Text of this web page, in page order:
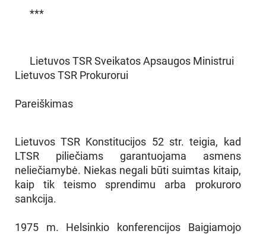
***
Lietuvos TSR Sveikatos Apsaugos Ministrui
Lietuvos TSR Prokurorui
Pareiškimas
Lietuvos TSR Konstitucijos 52 str. teigia, kad
LTSR piliečiams garantuojama asmens
neliečiamybė. Niekas negali būti suimtas kitaip,
kaip tik teismo sprendimu arba prokuroro
sankcija.
1975 m. Helsinkio konferencijos Baigiamojo